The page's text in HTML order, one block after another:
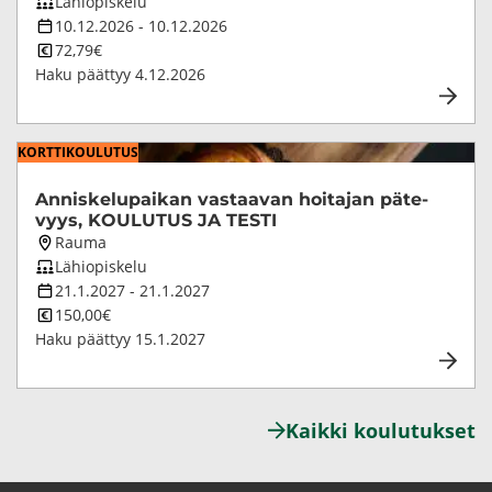
­
e
l
u
n
)
opetustapa
Koulutuksen
kesto
10.12.2026 - 10.12.2026
Koulutuksen
hinta
72,79€
Haku päättyy 4.12.2026
KORT­TI­KOU­LU­TUS
An­nis­ke­lu­pai­kan vas­taa­van hoi­ta­jan pä­te­
vyys, KOU­LU­TUS JA TESTI
Koulutuksen
paikkakunta
Rauma
Koulutuksen
opetustapa
Lähiopiskelu
Koulutuksen
kesto
21.1.2027 - 21.1.2027
Koulutuksen
hinta
150,00€
Haku päättyy 15.1.2027
Kaik­ki kou­lu­tuk­set